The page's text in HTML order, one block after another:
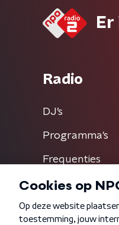
Radio
DJ’s
Programma's
Frequenties